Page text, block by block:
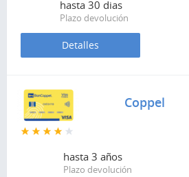
hasta 30 dias
Plazo devolución
Detalles
Coppel
hasta 3 años
Plazo devolución